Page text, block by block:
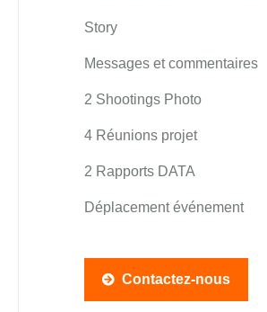
Story
Messages et commentaires
2 Shootings Photo
4 Réunions projet
2 Rapports DATA
Déplacement événement
Contactez-nous